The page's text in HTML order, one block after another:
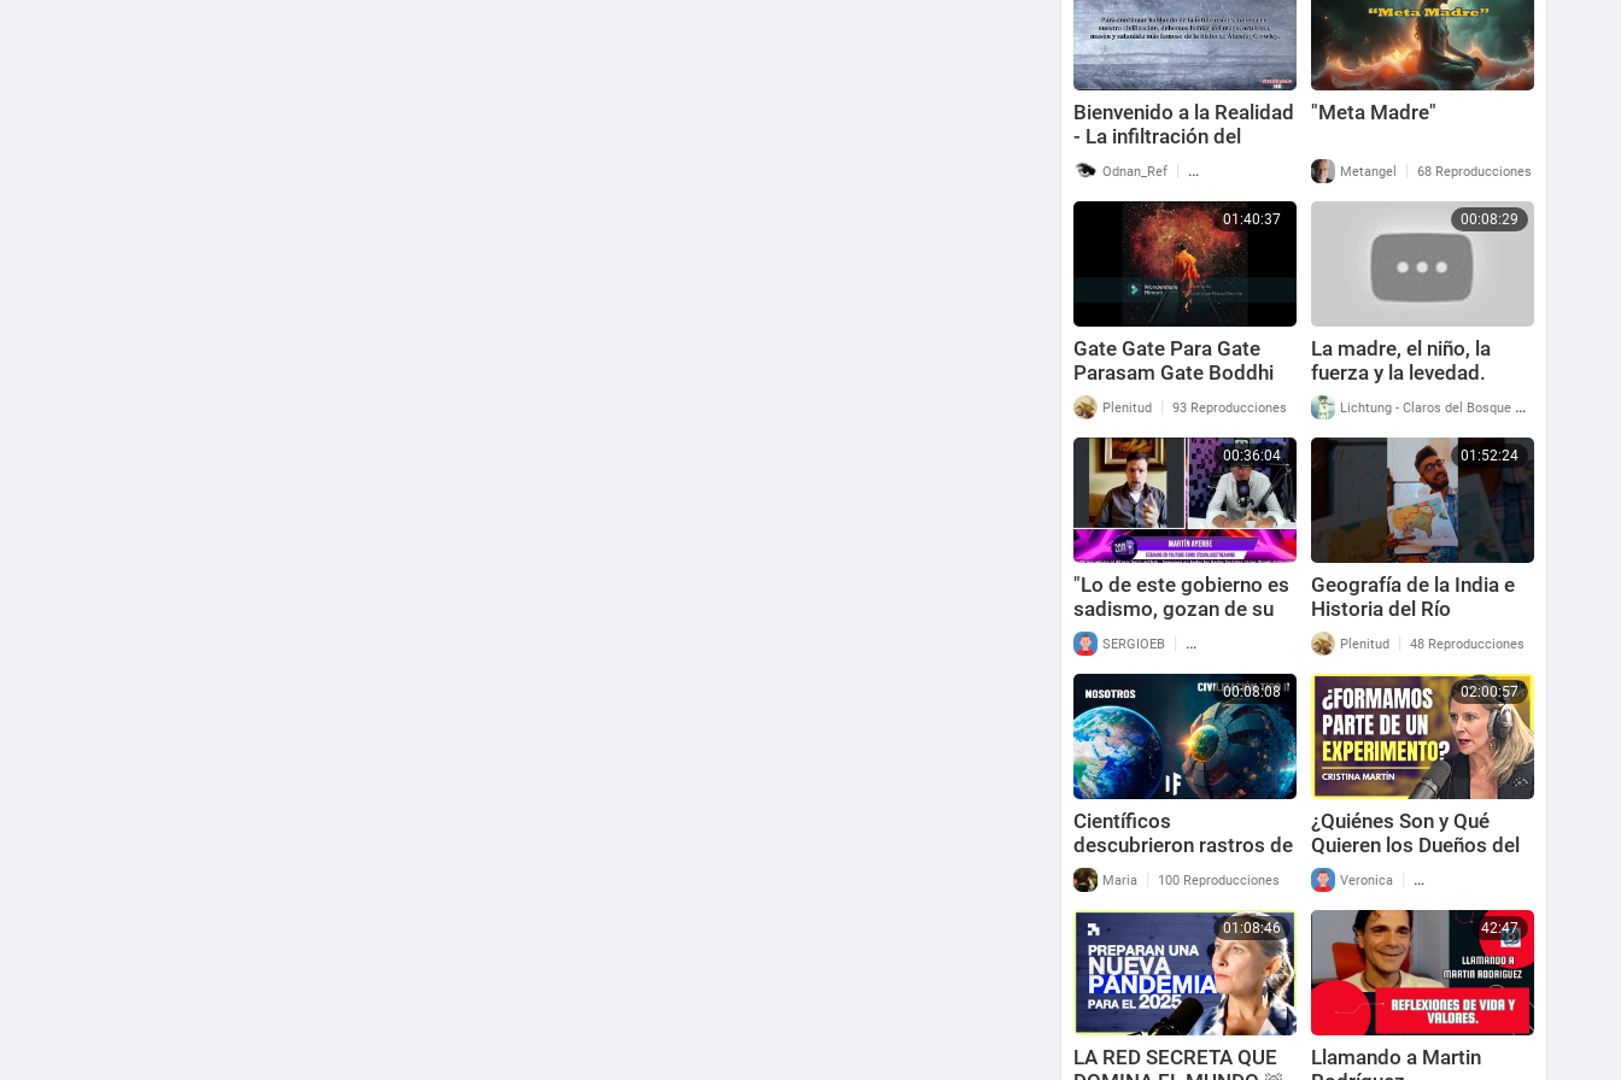
Bienvenido a la Realidad
- La infiltración del
satanismo en la
civilización II (17)
Odnan_Ref | 71 Reproducciones
"Meta Madre"
Metangel | 68 Reproducciones
01:40:37
Gate Gate Para Gate
Parasam Gate Boddhi
Svaha Daniel Schmidt [
1H40 ]
Plenitud | 93 Reproducciones
00:08:29
La madre, el niño, la
fuerza y la levedad.
Lichtung - Claros del Bosque |
00:36:04
"Lo de este gobierno es
sadismo, gozan de su
maldad siniestra"
Martín Ayerbe con
Trombetta
SERGIOEB | 82 Reproducciones
01:52:24
Geografía de la India e
Historia del Río
Sarasvati (Prof.
Gustavo Martin) - VIVO
DE INSTAGRAM
Plenitud | 48 Reproducciones
00:08:08
Científicos
descubrieron rastros de
una civilización tipo II
Maria | 100 Reproducciones
02:00:57
¿Quiénes Son y Qué
Quieren los Dueños del
Planeta? - Cristina
Martín Jiménez | Lo Que
Tú Digas 320
Veronica | 130 Reproducciones
01:08:46
LA RED SECRETA QUE
42:47
Llamando a Martin